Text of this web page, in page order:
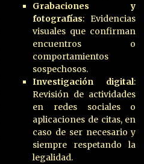
Grabaciones y
fotografías: Evidencias
visuales que confirman
encuentros o
comportamientos
sospechosos.
Investigación digital:
Revisión de actividades
en redes sociales o
aplicaciones de citas, en
caso de ser necesario y
siempre respetando la
legalidad.